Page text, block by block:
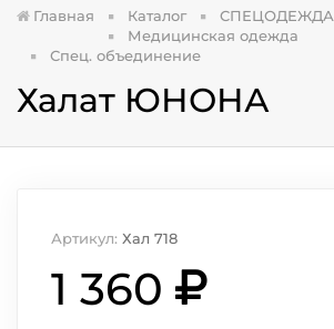
Главная Каталог
СПЕЦОДЕЖДА
Медицинская одежда
Спец. объединение
Халат ЮНОНА
Артикул: Хал 718
1 360